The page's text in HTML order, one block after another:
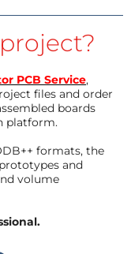
PCB Service,
files and order
boards
platform.
formats, the
and
volume